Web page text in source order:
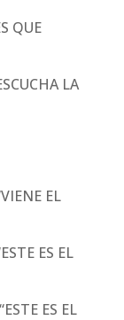
QUE
LA
EL
ES EL
ES EL